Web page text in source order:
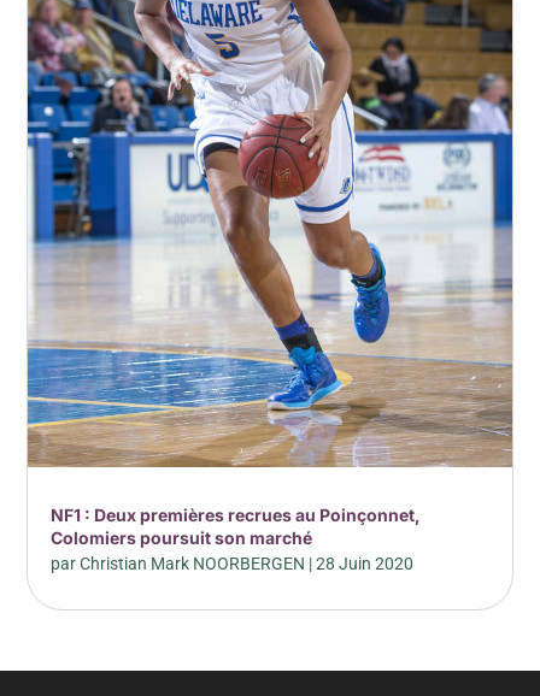
NF1 : Deux premières recrues au Poinçonnet,
Colomiers poursuit son marché
parChristian Mark NOORBERGEN |28 Juin 2020